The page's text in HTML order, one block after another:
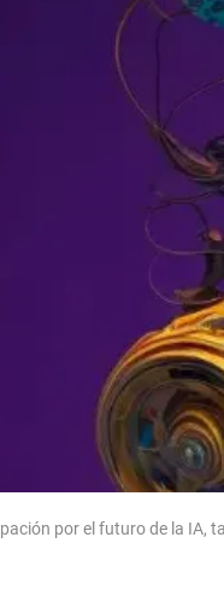
por el futuro de la IA,